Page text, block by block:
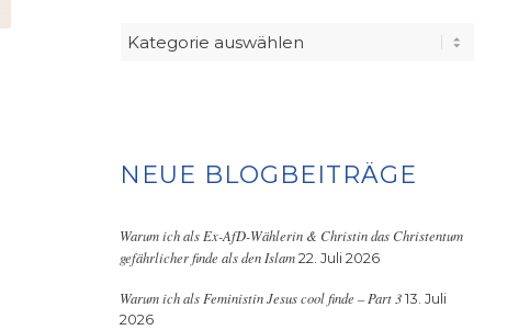
Kategorien
NEUE BLOGBEITRÄGE
Warum ich als Ex-AfD-Wählerin & Christin das Christentum
gefährlicher finde als den Islam 22. Juli 2026
Warum ich als Feministin Jesus cool finde – Part 3 13. Juli
2026